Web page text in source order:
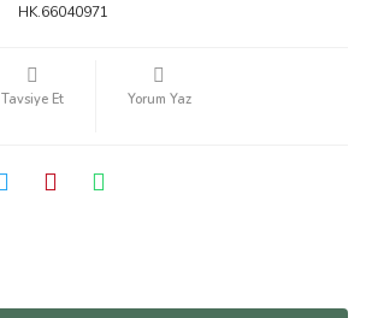
HK.66040971
Tavsiye Et Yorum Yaz